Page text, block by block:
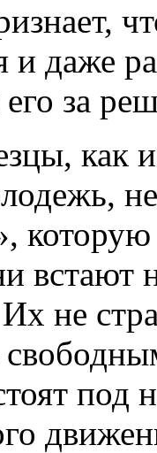
и даже
за
как
встают
не
под